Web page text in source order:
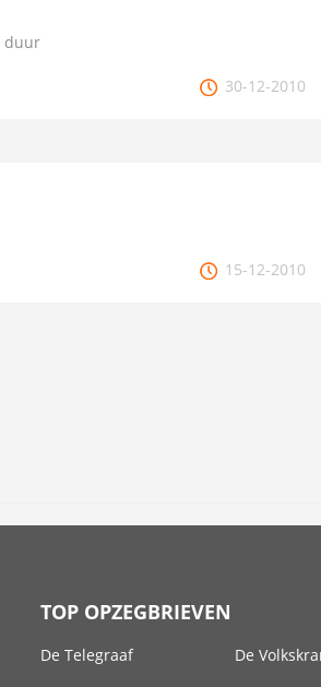
duur
30-12-2010
15-12-2010
TOP OPZEGBRIEVEN
De Telegraaf De